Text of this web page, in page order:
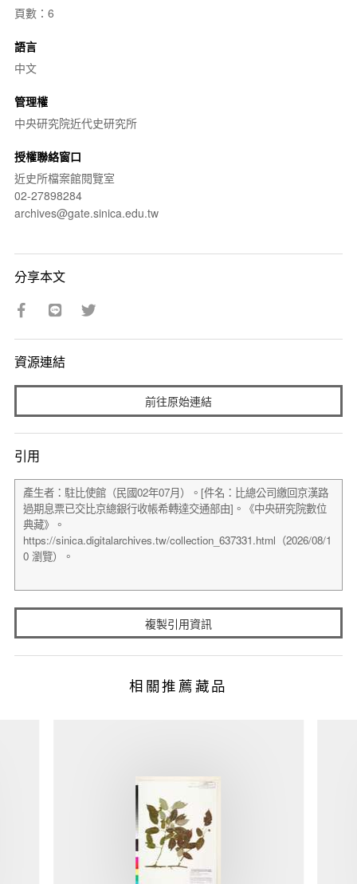
頁數：6
語言
中文
管理權
中央研究院近代史研究所
授權聯絡窗口
近史所檔案館閱覽室
02-27898284
archives@gate.sinica.edu.tw
分享本文
資源連結
前往原始連結
引用
複製引用資訊
相關推薦藏品